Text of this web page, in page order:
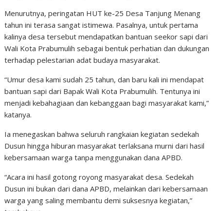
Menurutnya, peringatan HUT ke-25 Desa Tanjung Menang
tahun ini terasa sangat istimewa. Pasalnya, untuk pertama
kalinya desa tersebut mendapatkan bantuan seekor sapi dari
Wali Kota Prabumulih sebagai bentuk perhatian dan dukungan
terhadap pelestarian adat budaya masyarakat.
“Umur desa kami sudah 25 tahun, dan baru kali ini mendapat
bantuan sapi dari Bapak Wali Kota Prabumulih. Tentunya ini
menjadi kebahagiaan dan kebanggaan bagi masyarakat kami,”
katanya.
Ia menegaskan bahwa seluruh rangkaian kegiatan sedekah
Dusun hingga hiburan masyarakat terlaksana murni dari hasil
kebersamaan warga tanpa menggunakan dana APBD.
“Acara ini hasil gotong royong masyarakat desa. Sedekah
Dusun ini bukan dari dana APBD, melainkan dari kebersamaan
warga yang saling membantu demi suksesnya kegiatan,”